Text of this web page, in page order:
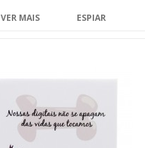
VER MAIS ESPIAR